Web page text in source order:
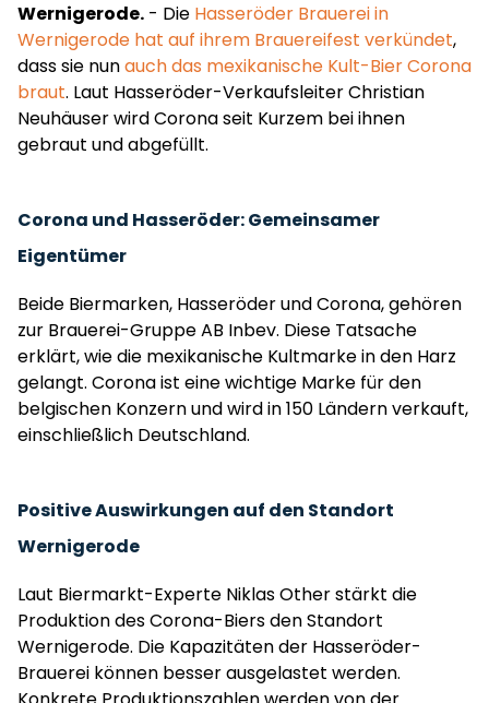
Wernigerode. - Die Hasseröder Brauerei in
Wernigerode hat auf ihrem Brauereifest verkündet,
dass sie nunauch das mexikanische Kult-Bier Corona
braut. Laut Hasseröder-Verkaufsleiter Christian
Neuhäuser wird Corona seit Kurzem bei ihnen
gebraut und abgefüllt.
Corona und Hasseröder: Gemeinsamer
Eigentümer
Beide Biermarken, Hasseröder und Corona, gehören
zur Brauerei-Gruppe AB Inbev. Diese Tatsache
erklärt, wie die mexikanische Kultmarke in den Harz
gelangt. Corona ist eine wichtige Marke für den
belgischen Konzern und wird in 150 Ländern verkauft,
einschließlich Deutschland.
Positive Auswirkungen auf den Standort
Wernigerode
Laut Biermarkt-Experte Niklas Other stärkt die
Produktion des Corona-Biers den Standort
Wernigerode. Die Kapazitäten der Hasseröder-
Brauerei können besser ausgelastet werden.